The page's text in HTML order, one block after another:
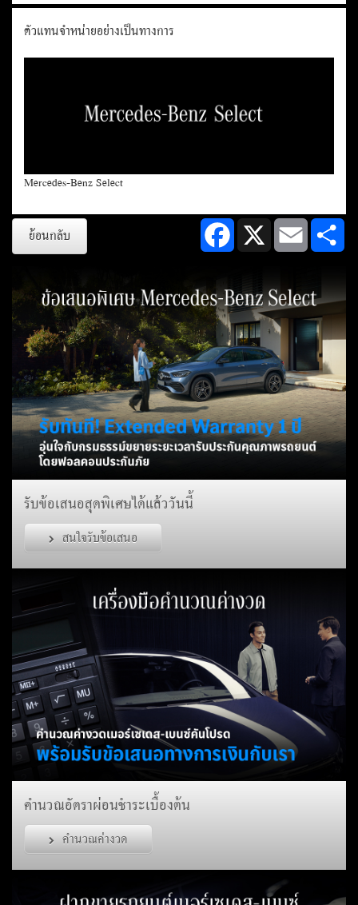
ตัวแทนจำหน่ายอย่างเป็นทางการ
Mercedes-Benz Select
ย้อนกลับ Facebook X Email
รับข้อเสนอสุดพิเศษได้แล้ววันนี้
สนใจรับข้อเสนอ
คำนวณอัตราผ่อนชำระเบื้องต้น
คำนวณค่างวด